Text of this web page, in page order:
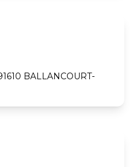
BALLANCOURT-